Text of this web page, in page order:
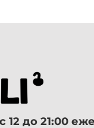
12 до 21:00